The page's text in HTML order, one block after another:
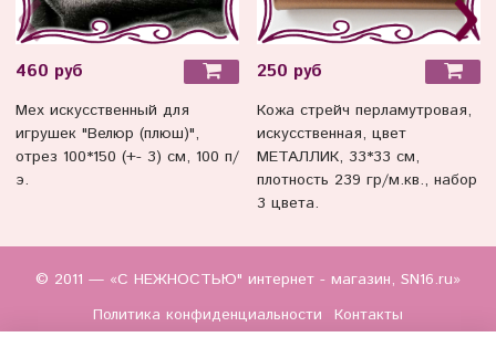
460 руб
Мех искусственный для
игрушек "Велюр (плюш)",
отрез 100*150 (+- 3) см, 100 п/
э.
250 руб
Кожа стрейч перламутровая,
искусственная, цвет
МЕТАЛЛИК, 33*33 см,
плотность 239 гр/м.кв., набор
3 цвета.
© 2011 — «С НЕЖНОСТЬЮ" интернет - магазин, SN16.ru»
Политика конфиденциальности
Контакты